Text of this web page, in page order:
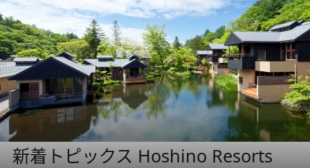
新着トピックス Hoshino Resorts